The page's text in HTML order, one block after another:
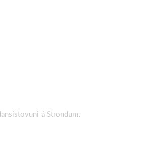
á Strondum.